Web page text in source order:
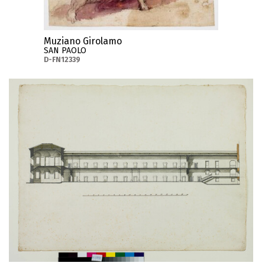
Muziano Girolamo
SAN PAOLO
D-FN12339